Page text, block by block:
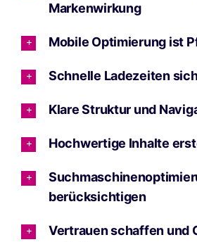
Markenwirkung
Mobile Optimierung ist
Schnelle Ladezeiten
Klare Struktur und
Hochwertige Inhalte
berücksichtigen
Vertrauen schaffen und